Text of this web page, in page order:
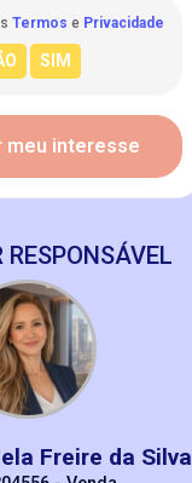
Termos e Privacidade
meu interesse
RESPONSÁVEL
Freire da Silva